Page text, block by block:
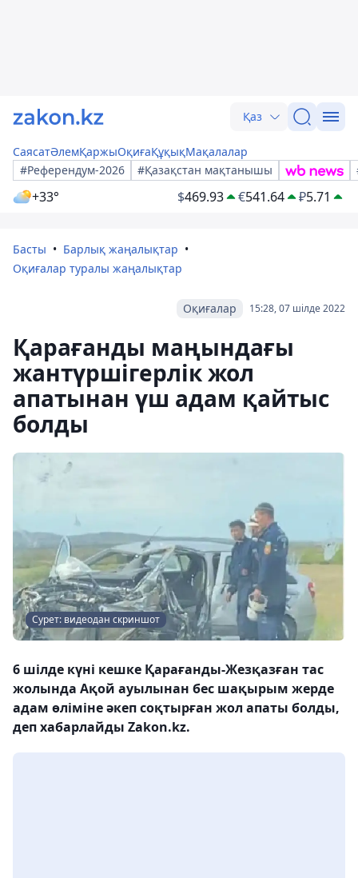
Қаз
СаясатӘлемҚаржыОқиғаҚұқықМақалалар
#Референдум-2026
#Қазақстан мақтанышы
+33° $469.93 €541.64 ₽5.71
Басты
Барлық жаңалықтар
Оқиғалар туралы жаңалықтар
15:28, 07 шілде 2022
Оқиғалар
Қарағанды ​​маңындағы
жантүршігерлік жол
апатынан үш адам қайтыс
болды
Сурет: видеодан скриншот
6 шілде күні кешке Қарағанды-Жезқазған тас
жолында Ақой ауылынан бес шақырым жерде
адам өліміне әкеп соқтырған жол апаты болды,
деп хабарлайды Zakon.kz.